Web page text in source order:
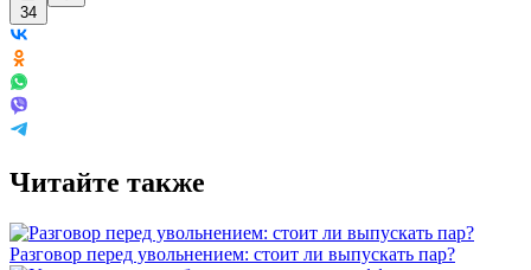
34
Читайте также
Разговор перед увольнением: стоит ли выпускать пар?